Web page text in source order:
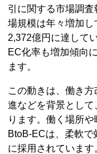
引に関する市場調
場規模は年々増加
2,372億円に達して
EC化率も増加傾向
ます。
この動きは、働き
進などを背景とし
ります。働く場所
BtoB-ECは、柔軟
に採用されています